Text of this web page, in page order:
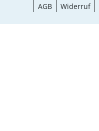
AGB
Widerruf